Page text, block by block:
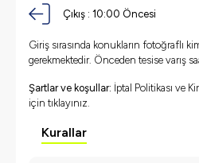
Çıkış : 10:00 Öncesi
Giriş sırasında konukların fotoğraflı
gerekmektedir. Önceden tesise varış
Şartlar ve koşullar: İptal Politikası ve
için tıklayınız.
Kurallar